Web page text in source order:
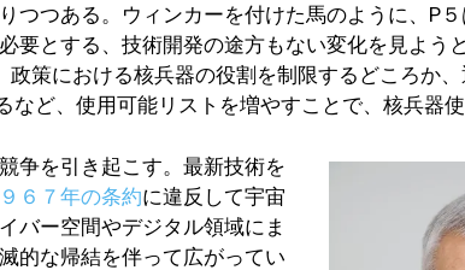
つつある。ウィンカーを付けた馬のように、P
要とする、技術開発の途方もない変化を見よう
政策における核兵器の役割を制限するどころか
など、使用可能リストを増やすことで、核兵器
争を引き起こす。最新技術を
６７年の条約に違反して宇宙
バー空間やデジタル領域にま
的な帰結を伴って広がってい